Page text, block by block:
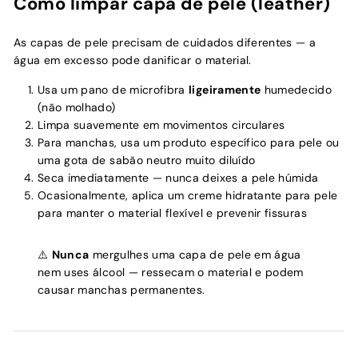
As capas de pele precisam de cuidados diferentes — a
água em excesso pode danificar o material.
Usa um pano de microfibra ligeiramente humedecido
(não molhado)
Limpa suavemente em movimentos circulares
Para manchas, usa um produto específico para pele ou
uma gota de sabão neutro muito diluído
Seca imediatamente — nunca deixes a pele húmida
Ocasionalmente, aplica um creme hidratante para pele
para manter o material flexível e prevenir fissuras
⚠️ Nunca mergulhes uma capa de pele em água
nem uses álcool — ressecam o material e podem
causar manchas permanentes.